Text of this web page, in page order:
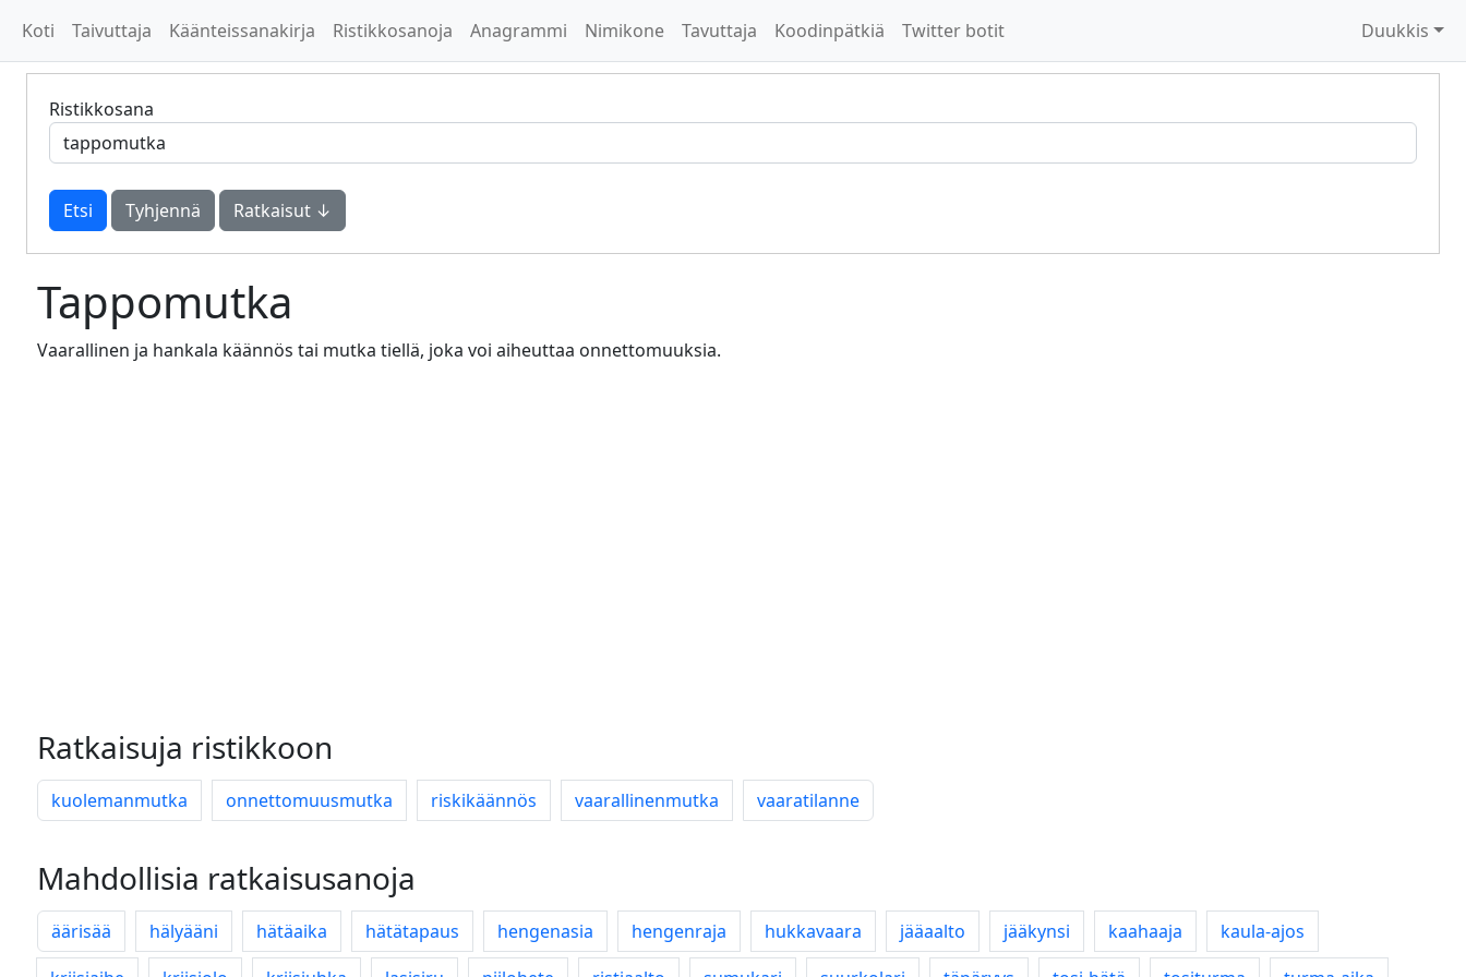
Koti Taivuttaja Käänteissanakirja Ristikkosanoja Anagrammi Nimikone Tavuttaja Koodinpätkiä Twitter botit Duukkis
Ristikkosana
Tyhjennä Ratkaisut ↓
Tappomutka
Vaarallinen ja hankala käännös tai mutka tiellä, joka voi aiheuttaa onnettomuuksia.
Ratkaisuja ristikkoon
kuolemanmutka onnettomuusmutka riskikäännös vaarallinenmutka vaaratilanne
Mahdollisia ratkaisusanoja
äärisää hälyääni hätäaika hätätapaus hengenasia hengenraja hukkavaara jääaalto jääkynsi kaahaaja
kaula-ajos